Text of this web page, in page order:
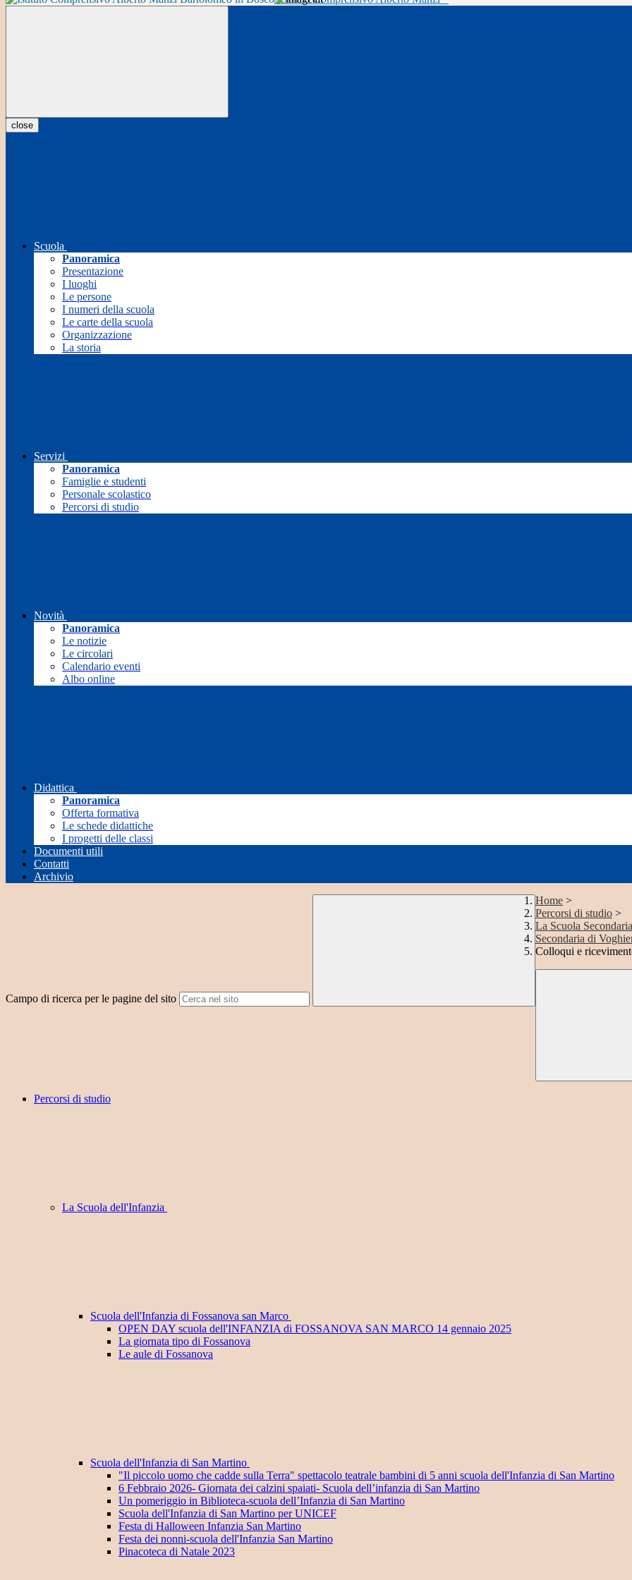
close
Scuola
Panoramica
Presentazione
I luoghi
Le persone
I numeri della scuola
Le carte della scuola
Organizzazione
La storia
Servizi
Panoramica
Famiglie e studenti
Personale scolastico
Percorsi di studio
Novità
Panoramica
Le notizie
Le circolari
Calendario eventi
Albo online
Didattica
Panoramica
Offerta formativa
Le schede didattiche
I progetti delle classi
Documenti utili
Contatti
Archivio
Campo di ricerca per le pagine del sito
Home >
Percorsi di studio >
La Scuola Secondaria
Secondaria di
Colloqui e
Percorsi di studio
La Scuola dell'Infanzia
Scuola dell'Infanzia di Fossanova san Marco
OPEN DAY scuola dell'INFANZIA di FOSSANOVA SAN MARCO 14 gennaio 2025
La giornata tipo di Fossanova
Le aule di Fossanova
Scuola dell'Infanzia di San Martino
"Il piccolo uomo che cadde sulla Terra" spettacolo teatrale bambini di 5 anni scuola dell'Infanzia di San Martino
6 Febbraio 2026- Giornata dei calzini spaiati- Scuola dell’infanzia di San Martino
Un pomeriggio in Biblioteca-scuola dell’Infanzia di San Martino
Scuola dell'Infanzia di San Martino per UNICEF
Festa di Halloween Infanzia San Martino
Festa dei nonni-scuola dell'Infanzia San Martino
Pinacoteca di Natale 2023